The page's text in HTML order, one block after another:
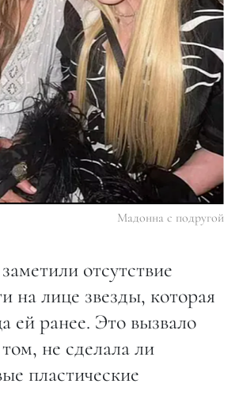
Мадонна с подругой
отсутствие
на лице звезды, которая
ей ранее. Это вызвало
не сделала ли
пластические